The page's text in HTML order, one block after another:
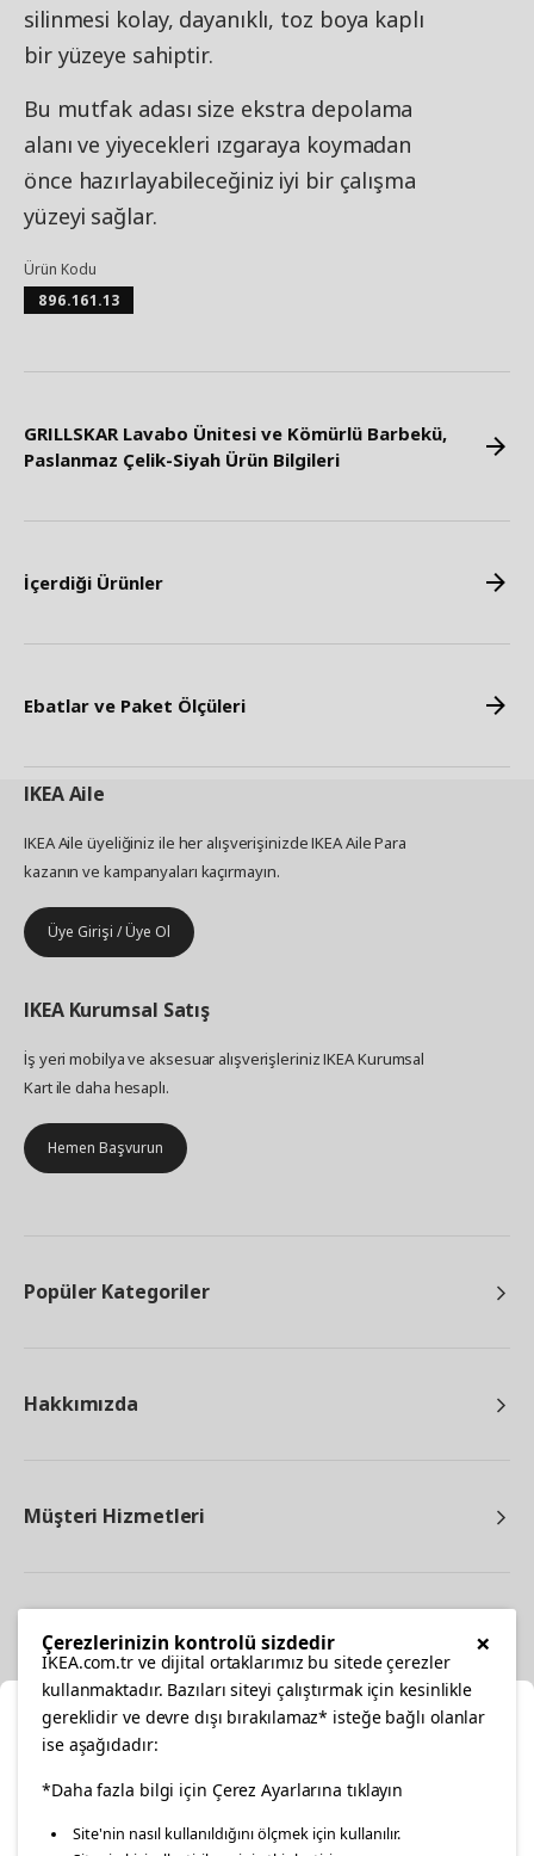
silinmesi kolay, dayanıklı, toz boya kaplı
bir yüzeye sahiptir.
Bu mutfak adası size ekstra depolama
alanı ve yiyecekleri ızgaraya koymadan
önce hazırlayabileceğiniz iyi bir çalışma
yüzeyi sağlar.
Ürün Kodu
896.161.13
GRILLSKAR Lavabo Ünitesi ve Kömürlü Barbekü,
Paslanmaz Çelik-Siyah Ürün Bilgileri
İçerdiği Ürünler
Ebatlar ve Paket Ölçüleri
IKEAAile
IKEA Aile üyeliğiniz ile her alışverişinizde IKEA Aile Para
kazanın ve kampanyaları kaçırmayın.
Üye Girişi / Üye Ol
IKEA Kurumsal Satış
İş yeri mobilya ve aksesuar alışverişleriniz IKEA Kurumsal
Kart ile daha hesaplı.
Hemen Başvurun
Popüler Kategoriler
Hakkımızda
Müşteri Hizmetleri
facebooktwitterinstagrampinterestyoutube
Konumunuzu Seçin
×
Çerezlerinizin kontrolü sizdedir
IKEA.com.tr ve dijital ortaklarımız bu sitede çerezler
kullanmaktadır. Bazıları siteyi çalıştırmak için kesinlikle
gereklidir ve devre dışı bırakılamaz* isteğe bağlı olanlar
ise aşağıdadır:
*Daha fazla bilgi için Çerez Ayarlarına tıklayın
Site'nin nasıl kullanıldığını ölçmek için kullanılır.